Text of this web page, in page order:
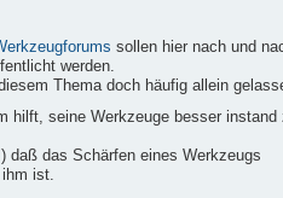
sollen hier nach und
werden.
Thema doch häufig allein
hilft, seine Werkzeuge besser instand
daß das Schärfen eines Werkzeugs
ist.